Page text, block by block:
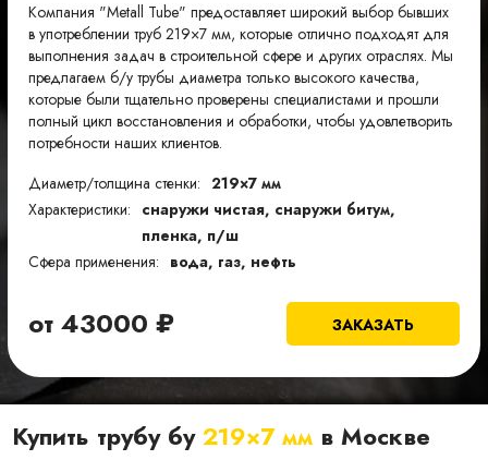
Компания "Metall Tube" предоставляет широкий выбор бывших
в употреблении труб 219×7 мм, которые отлично подходят для
выполнения задач в строительной сфере и других отраслях. Мы
предлагаем б/у трубы диаметра только высокого качества,
которые были тщательно проверены специалистами и прошли
полный цикл восстановления и обработки, чтобы удовлетворить
потребности наших клиентов.
Диаметр/толщина стенки: 219×7 мм
Характеристики: снаружи чистая, снаружи битум,
пленка, п/ш
Сфера применения: вода, газ, нефть
от43000 ₽ ЗАКАЗАТЬ
Купить трубу бу219×7 мм в Москве